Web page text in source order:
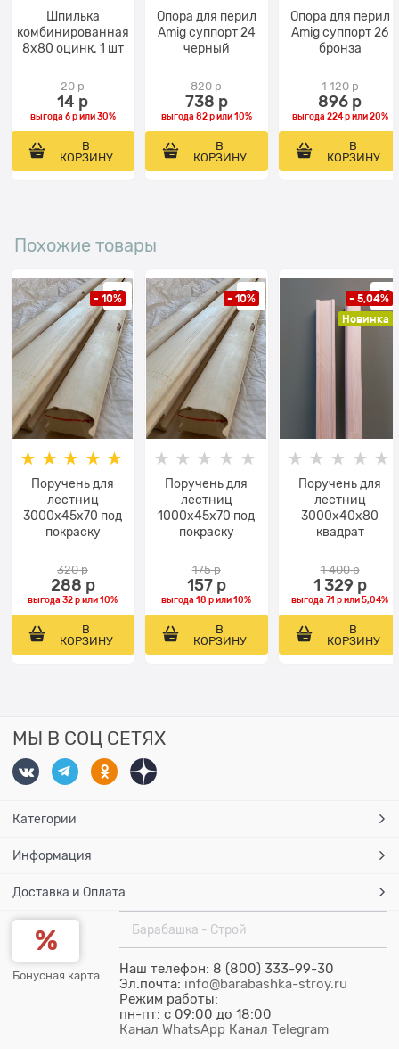
Шпилька
комбинированная
8х80 оцинк. 1 шт
20 р
14 р
выгода 6 рили30%
В
КОРЗИНУ
Опора для перил
Amig суппорт 24
черный
820 р
738 р
выгода 82 рили10%
В
КОРЗИНУ
Опора для перил
Amig суппорт 26
бронза
1 120 р
896 р
выгода 224 рили20%
В
КОРЗИНУ
Похожие товары
- 10%
Поручень для
лестниц
3000х45х70 под
покраску
320 р
288 р
выгода32 рили10%
В
КОРЗИНУ
- 10%
Поручень для
лестниц
1000х45х70 под
покраску
175 р
157 р
выгода18 рили10%
В
КОРЗИНУ
- 5,04%
Новинка
Поручень для
лестниц
3000х40х80
квадрат
1 400 р
1 329 р
выгода71 рили5,04%
В
КОРЗИНУ
МЫ В СОЦ СЕТЯХ
Категории
Информация
Доставка и Оплата
Бонусная карта
Барабашка - Строй
Наш телефон: 8 (800) 333-99-30
Эл.почта: info@barabashka-stroy.ru
Режим работы:
пн-пт: c 09:00 до 18:00
Канал WhatsApp Канал Telegram